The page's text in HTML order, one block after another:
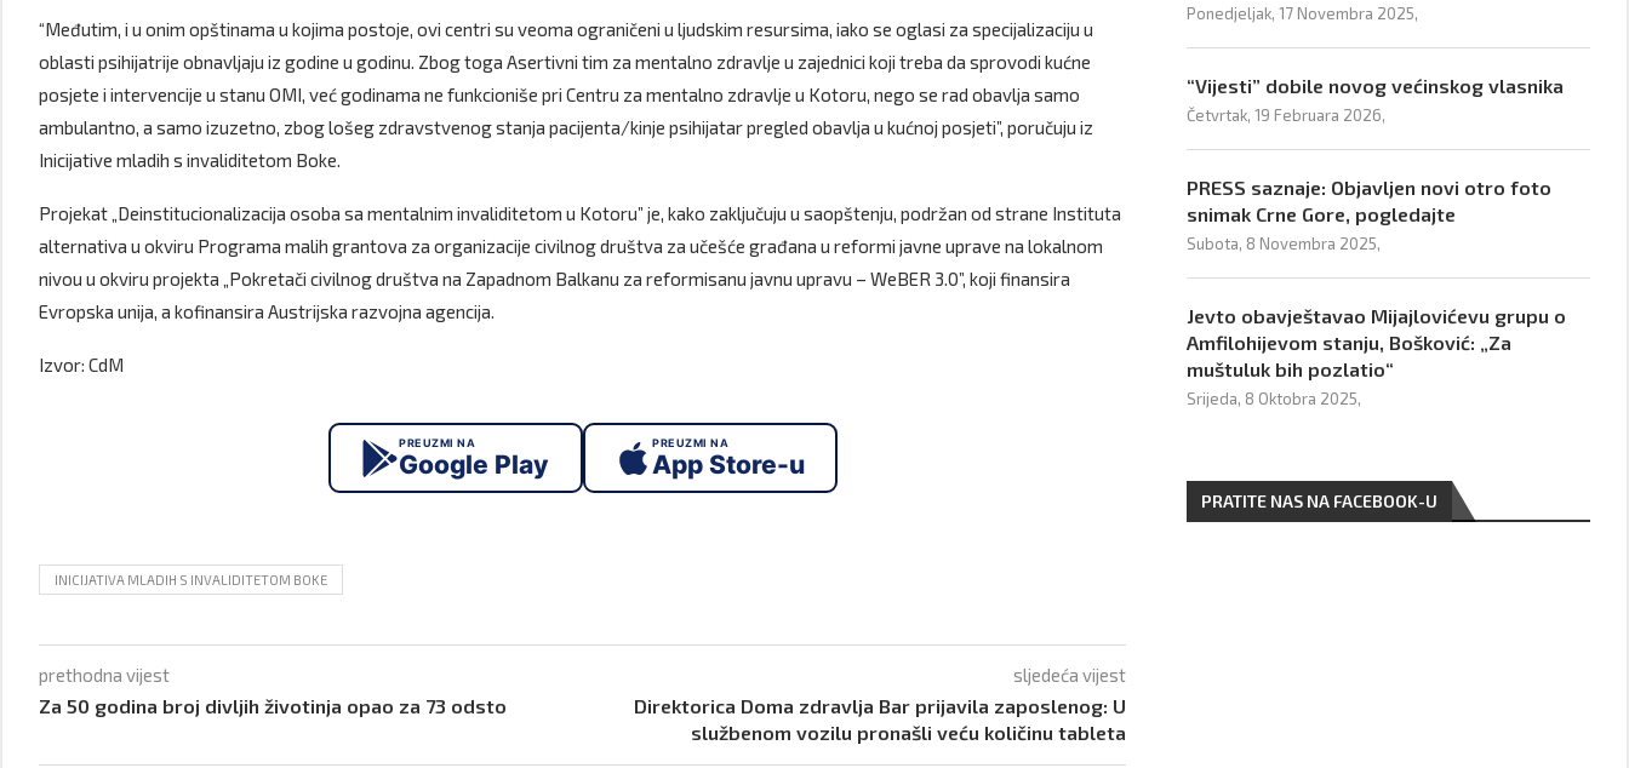
“Međutim, i u onim opštinama u kojima postoje, ovi centri su veoma ograničeni u ljudskim resursima, iako se oglasi za specijalizaciju u
oblasti psihijatrije obnavljaju iz godine u godinu. Zbog toga Asertivni tim za mentalno zdravlje u zajednici koji treba da sprovodi kućne
posjete i intervencije u stanu OMI, već godinama ne funkcioniše pri Centru za mentalno zdravlje u Kotoru, nego se rad obavlja samo
ambulantno, a samo izuzetno, zbog lošeg zdravstvenog stanja pacijenta/kinje psihijatar pregled obavlja u kućnoj posjeti”, poručuju iz
Inicijative mladih s invaliditetom Boke.
Projekat „Deinstitucionalizacija osoba sa mentalnim invaliditetom u Kotoru” je, kako zaključuju u saopštenju, podržan od strane Instituta
alternativa u okviru Programa malih grantova za organizacije civilnog društva za učešće građana u reformi javne uprave na lokalnom
nivou u okviru projekta „Pokretači civilnog društva na Zapadnom Balkanu za reformisanu javnu upravu – WeBER 3.0”, koji finansira
Evropska unija, a kofinansira Austrijska razvojna agencija.
Izvor: CdM
PREUZMI NA
Google Play
PREUZMI NA
App Store-u
INICIJATIVA MLADIH S INVALIDITETOM BOKE
prethodna vijest
Za 50 godina broj divljih životinja opao za 73 odsto
sljedeća vijest
Direktorica Doma zdravlja Bar prijavila zaposlenog: U
službenom vozilu pronašli veću količinu tableta
Ponedjeljak, 17 Novembra 2025,
“Vijesti” dobile novog većinskog vlasnika
Četvrtak, 19 Februara 2026,
PRESS saznaje: Objavljen novi otro foto
snimak Crne Gore, pogledajte
Subota, 8 Novembra 2025,
Jevto obavještavao Mijajlovićevu grupu o
Amfilohijevom stanju, Bošković: „Za
muštuluk bih pozlatio“
Srijeda, 8 Oktobra 2025,
PRATITE NAS NA FACEBOOK-U